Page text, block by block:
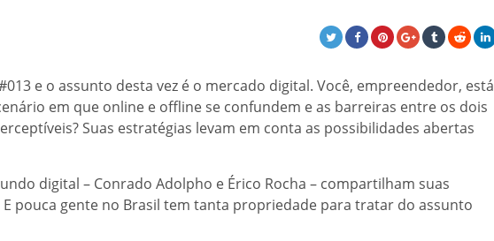
e o assunto desta vez é o mercado digital. Você, empreendedor, está
em que online e offline se confundem e as barreiras entre os dois
Suas estratégias levam em conta as possibilidades abertas
digital – Conrado Adolpho e Érico Rocha – compartilham suas
pouca gente no Brasil tem tanta propriedade para tratar do assunto